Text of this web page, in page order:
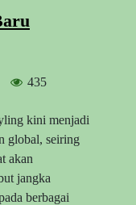
435
kini menjadi
global, seiring
akan
jangka
berbagai